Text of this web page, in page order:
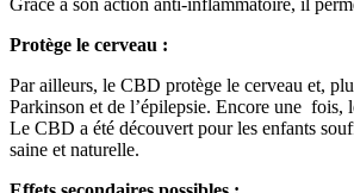
Protège le cerveau :
Par ailleurs, le CBD protège le cerveau et,
Parkinson et de l’épilepsie. Encore une fois,
Le CBD a été découvert pour les enfants
saine et naturelle.